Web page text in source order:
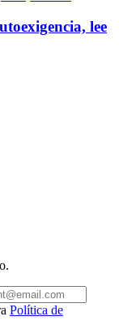
lee
Política de